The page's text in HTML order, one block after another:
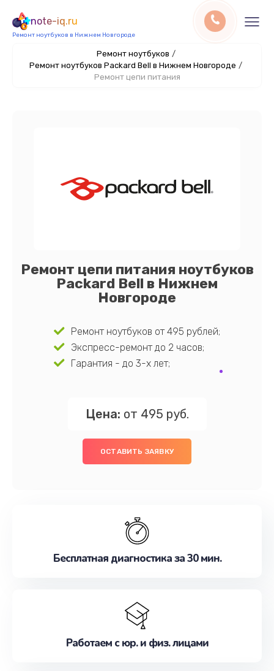
note-iq.ru
Ремонт ноутбуков в Нижнем Новгороде
Ремонт ноутбуков /
Ремонт ноутбуков Packard Bell в Нижнем Новгороде /
Ремонт цепи питания
Ремонт цепи питания ноутбуков
Packard Bell в Нижнем
Новгороде
Ремонт ноутбуков от 495 рублей;
Экспресс-ремонт до 2 часов;
Гарантия - до 3-х лет;
Цена: от 495 руб.
ОСТАВИТЬ ЗАЯВКУ
Бесплатная диагностика за 30 мин.
Работаем с юр. и физ. лицами